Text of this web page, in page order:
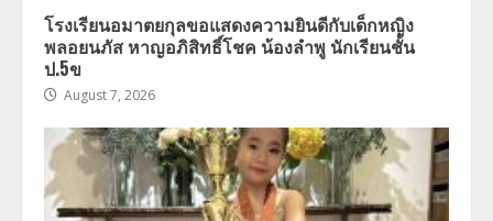
โรงเรียนอมาตยกุลขอแสดงความยินดีกับเด็กหญิง
พลอยนภัส หาญอภิสิทธิ์โชค น้องลำพู นักเรียนชั้น
ป.5ข
August 7, 2026